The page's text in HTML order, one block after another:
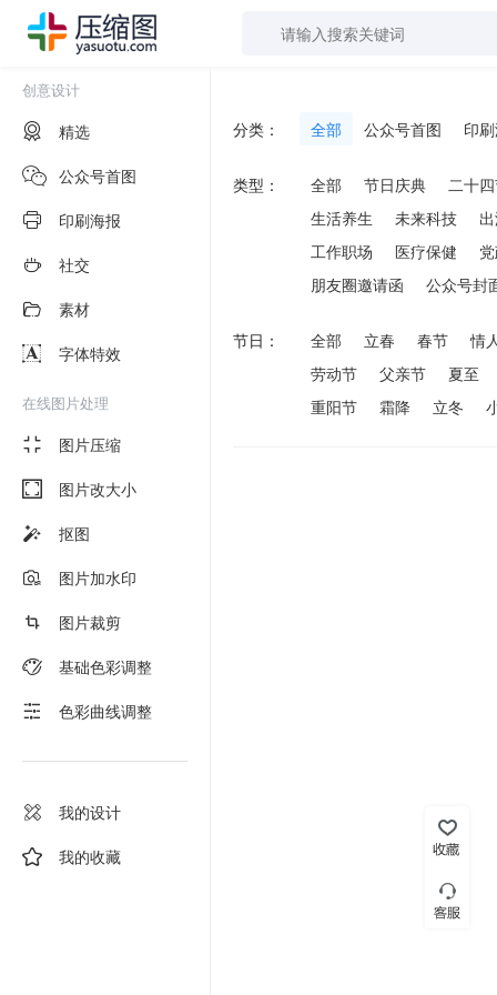
创意设计
精选
公众号首图
印刷海报
社交
素材
字体特效
在线图片处理
图片压缩
图片改大小
抠图
图片加水印
图片裁剪
基础色彩调整
色彩曲线调整
我的设计
我的收藏
分类： 全部 公众号首图 印
类型： 全部 节日庆典
二十
生活养生
未来科技
工作职场
医疗保健
朋友圈邀请函
公众号封
节日： 全部 立春 春节
情
劳动节
父亲节
夏至
重阳节
霜降 立冬